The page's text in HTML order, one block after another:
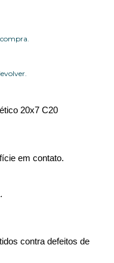
20x7 C20
em contato.
contra defeitos de